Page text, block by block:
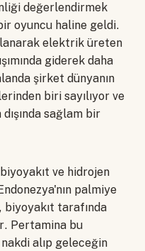
değerlendirmek
oyuncu haline geldi.
elektrik üreten
giderek daha
şirket dünyanın
biri sayılıyor ve
sağlam bir
ve hidrojen
palmiye
tarafında
Pertamina bu
alıp geleceğin